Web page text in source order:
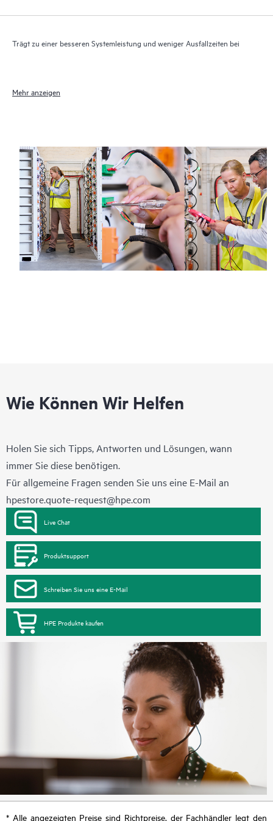
Trägt zu einer besseren Systemleistung und weniger Ausfallzeiten bei
Mehr anzeigen
Wie Können Wir Helfen
Holen Sie sich Tipps, Antworten und Lösungen, wann
immer Sie diese benötigen.
Für allgemeine Fragen senden Sie uns eine E-Mail an
hpestore.quote-request@hpe.com
Live Chat
Produktsupport
Schreiben Sie uns eine E-Mail
HPE Produkte kaufen
* Alle angezeigten Preise sind Richtpreise, der Fachhändler legt den